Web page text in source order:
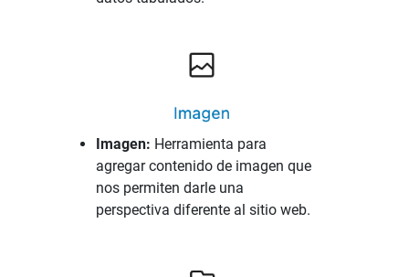
Imagen: Herramienta para
agregar contenido de imagen que
nos permiten darle una
perspectiva diferente al sitio web.